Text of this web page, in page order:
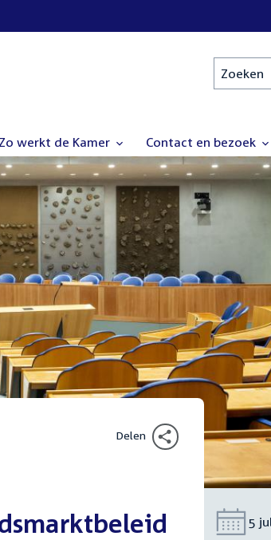
Zoeken
Zo werkt de Kamer Contact en bezoek
Delen
5